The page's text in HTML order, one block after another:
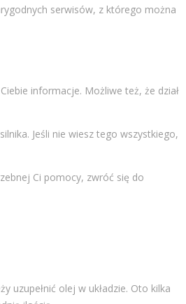
serwisów, z którego można
informacje. Możliwe też, że dział
Jeśli nie wiesz tego wszystkiego,
Ci pomocy, zwróć się do
uzupełnić olej w układzie. Oto kilka